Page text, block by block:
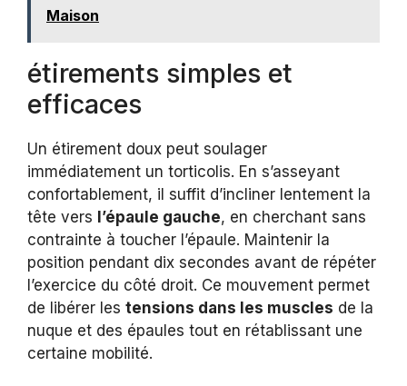
Maison
étirements simples et
efficaces
Un étirement doux peut soulager
immédiatement un torticolis. En s’asseyant
confortablement, il suffit d’incliner lentement la
tête vers l’épaule gauche, en cherchant sans
contrainte à toucher l’épaule. Maintenir la
position pendant dix secondes avant de répéter
l’exercice du côté droit. Ce mouvement permet
de libérer les tensions dans les muscles de la
nuque et des épaules tout en rétablissant une
certaine mobilité.